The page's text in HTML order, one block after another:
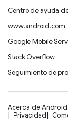
Centro de ayuda
www.android.com
Google Mobile
Stack Overflow
Seguimiento de
Acerca de Android
Privacidad